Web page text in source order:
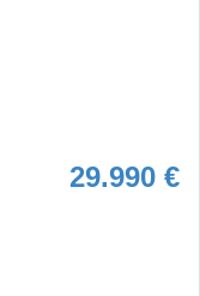
29.990 €